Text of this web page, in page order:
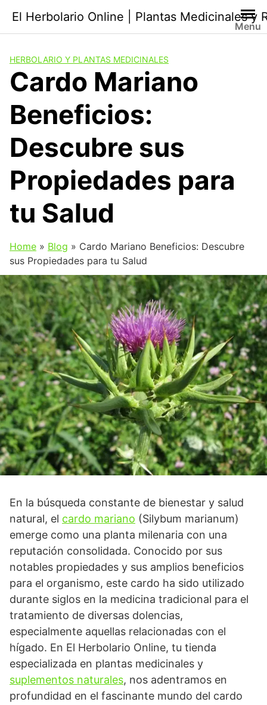
contenido
El Herbolario Online | Plantas Medicinales y
Menu
HERBOLARIO Y PLANTAS MEDICINALES
Cardo Mariano
Beneficios:
Descubre sus
Propiedades para
tu Salud
Home » Blog » Cardo Mariano Beneficios: Descubre
sus Propiedades para tu Salud
En la búsqueda constante de bienestar y salud
natural, el cardo mariano (Silybum marianum)
emerge como una planta milenaria con una
reputación consolidada. Conocido por sus
notables propiedades y sus amplios beneficios
para el organismo, este cardo ha sido utilizado
durante siglos en la medicina tradicional para el
tratamiento de diversas dolencias,
especialmente aquellas relacionadas con el
hígado. En El Herbolario Online, tu tienda
especializada en plantas medicinales y
suplementos naturales, nos adentramos en
profundidad en el fascinante mundo del cardo